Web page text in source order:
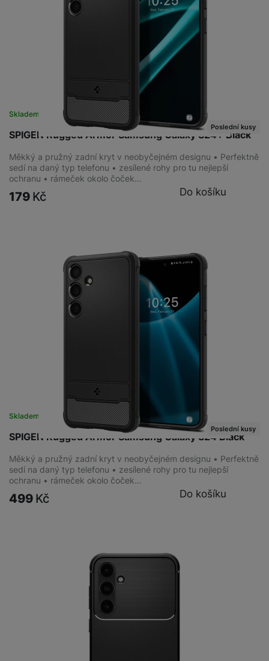
SPIGEN Rugged Armor Samsung Galaxy S24+ Black
Skladem na prodejně na 2 prodejnách
Poslední kusy
Měkký a pružný zadní kryt v neobyčejném designu • Perfektně
sedí na daný typ telefonu • zesílené rohy pro tu nejlepší
ochranu • rámeček okolo čoček…
179 Kč Do košíku
SPIGEN Rugged Armor Samsung Galaxy S24 Black
Skladem na prodejně na 2 prodejnách
Poslední kusy
Měkký a pružný zadní kryt v neobyčejném designu • Perfektně
sedí na daný typ telefonu • zesílené rohy pro tu nejlepší
ochranu • rámeček okolo čoček…
499 Kč Do košíku